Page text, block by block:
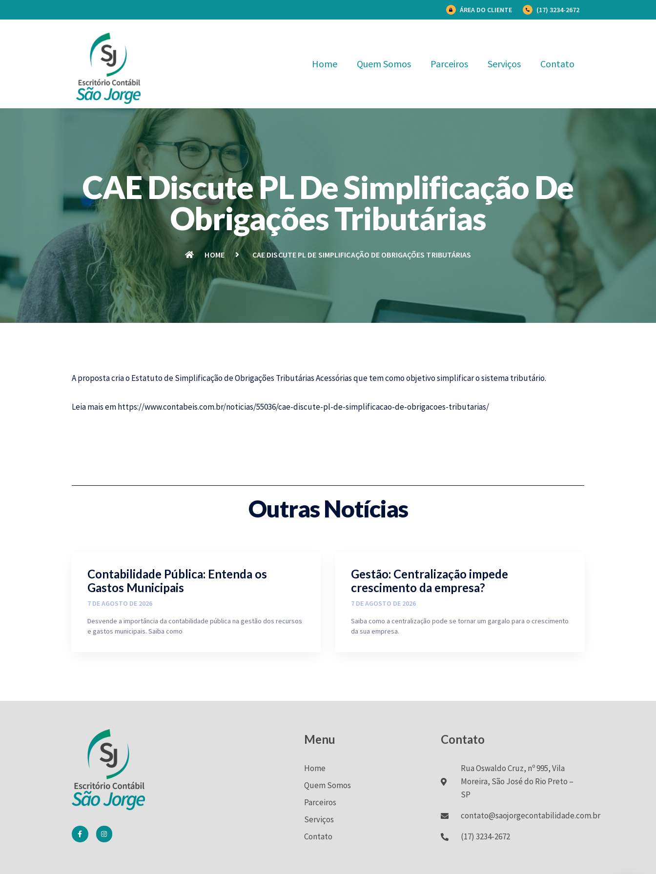
ÁREA DO CLIENTE (17) 3234-2672
Home Quem Somos Parceiros Serviços Contato
CAE Discute PL De Simplificação De
Obrigações Tributárias
HOME CAE DISCUTE PL DE SIMPLIFICAÇÃO DE OBRIGAÇÕES TRIBUTÁRIAS
A proposta cria o Estatuto de Simplificação de Obrigações Tributárias Acessórias que tem como objetivo simplificar o sistema tributário.
Leia mais emhttps://www.contabeis.com.br/noticias/55036/cae-discute-pl-de-simplificacao-de-obrigacoes-tributarias/
Outras Notícias
Contabilidade Pública: Entenda os
Gastos Municipais
7 DE AGOSTO DE 2026
Desvende a importância da contabilidade pública na gestão dos recursos
e gastos municipais. Saiba como
Gestão: Centralização impede
crescimento da empresa?
7 DE AGOSTO DE 2026
Saiba como a centralização pode se tornar um gargalo para o crescimento
da sua empresa.
Menu
Home
Quem Somos
Parceiros
Serviços
Contato
Contato
Rua Oswaldo Cruz, nº 995, Vila
Moreira, São José do Rio Preto –
SP
contato@saojorgecontabilidade.com.br
(17) 3234-2672